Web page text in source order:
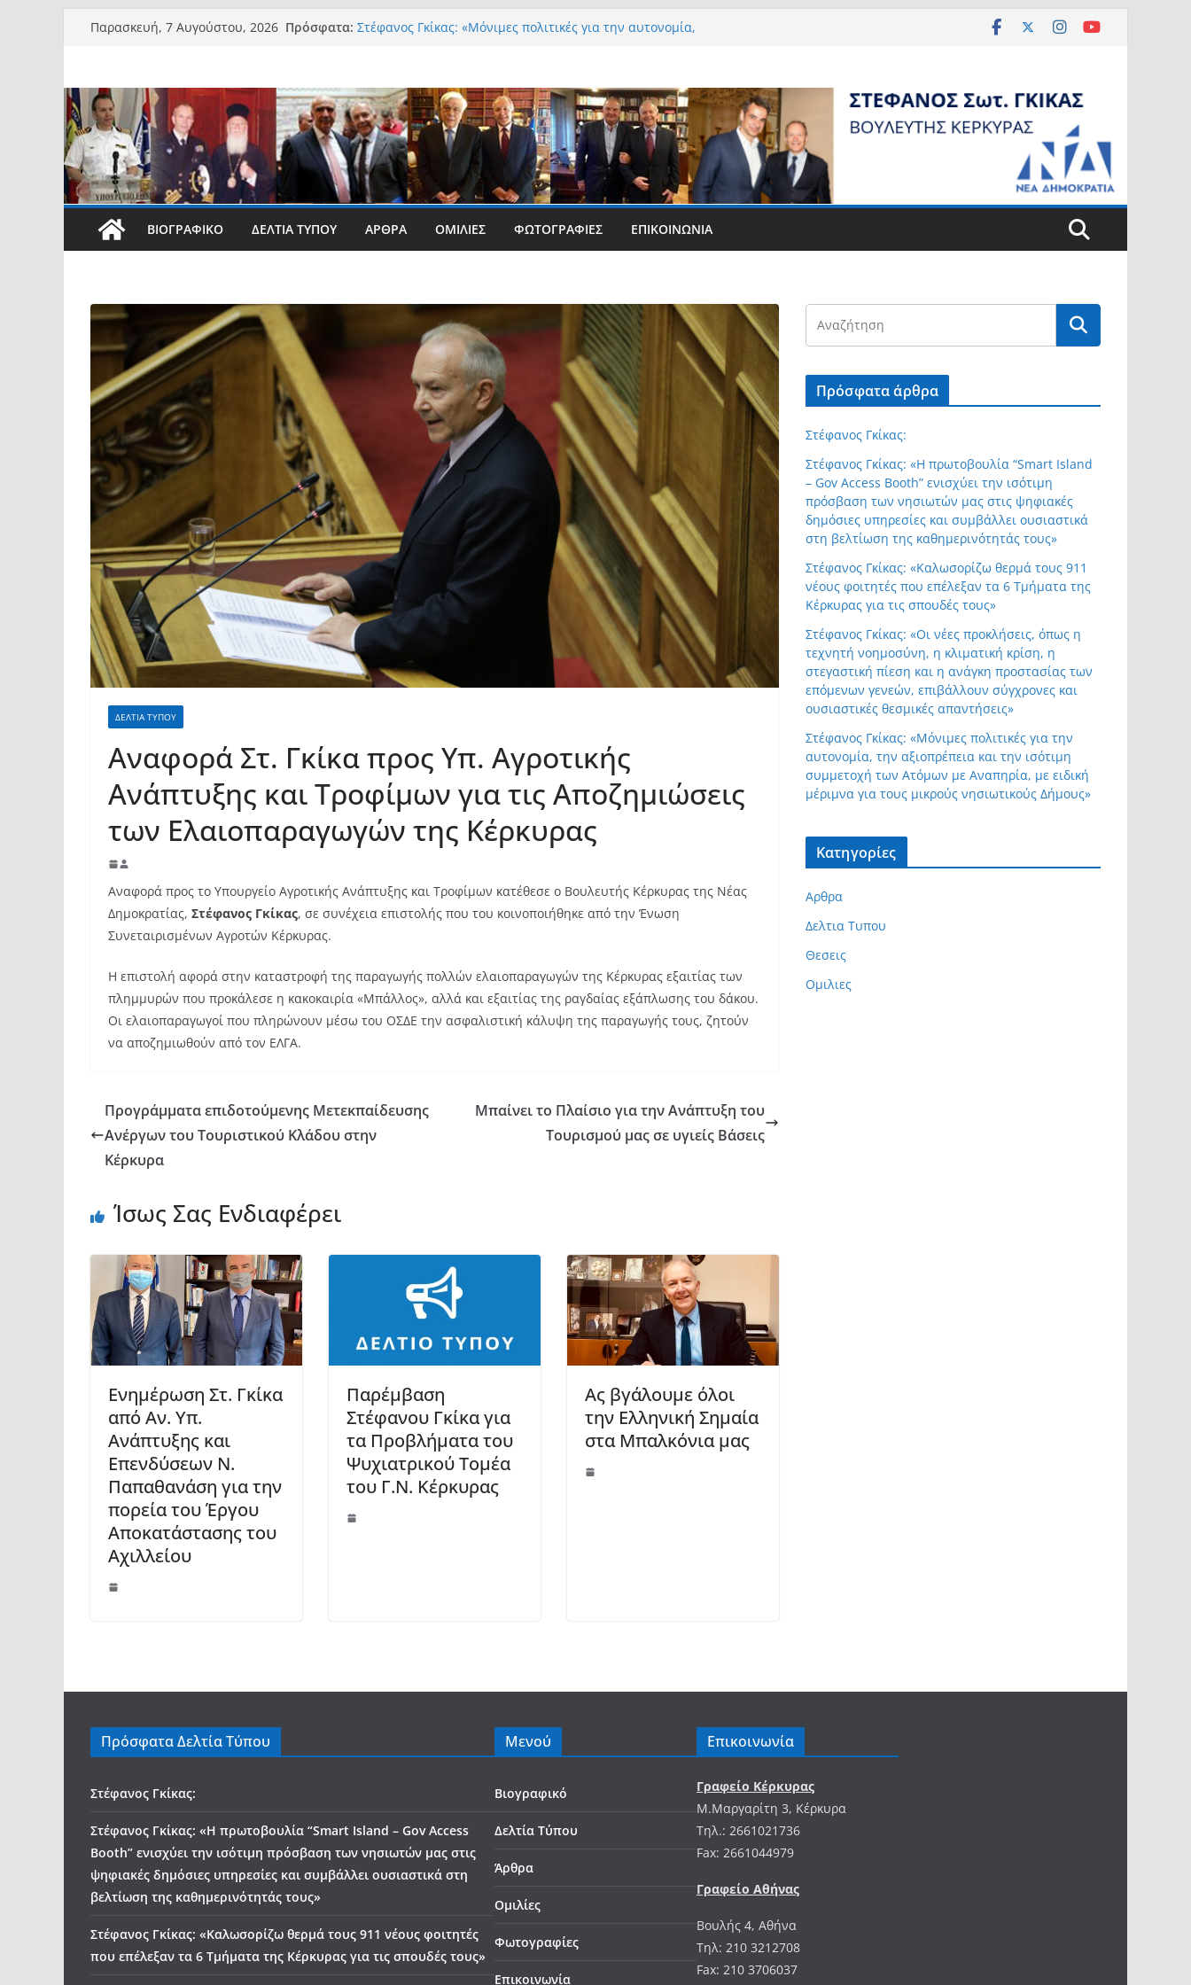
Μετάβαση
Παρασκευή, 7 Αυγούστου, 2026 Πρόσφατα: Στέφανος Γκίκας: «Μόνιμες πολιτικές για την αυτονομία,
Στέφανος Γκίκας:
Στέφανος Γκίκας: «Η πρωτοβουλία “Smart Island – Gov
Access Booth” ενισχύει την ισότιμη πρόσβαση των
νησιωτών μας στις ψηφιακές δημόσιες υπηρεσίες και
συμβάλλει ουσιαστικά στη βελτίωση της καθημερινότητάς
τους»
Στέφανος Γκίκας: «Καλωσορίζω θερμά τους 911 νέους
φοιτητές που επέλεξαν τα 6 Τμήματα της Κέρκυρας για τις
σπουδές τους»
σύγχρονες και ουσιαστικές θεσμικές απαντήσεις»
ΒΙΟΓΡΑΦΙΚΌ ΔΕΛΤΊΑ ΤΎΠΟΥ ΆΡΘΡΑ ΟΜΙΛΊΕΣ ΦΩΤΟΓΡΑΦΊΕΣ ΕΠΙΚΟΙΝΩΝΊΑ
ΔΕΛΤΙΑ ΤΥΠΟΥ
Αναφορά Στ. Γκίκα προς Υπ. Αγροτικής
Ανάπτυξης και Τροφίμων για τις Αποζημιώσεις
των Ελαιοπαραγωγών της Κέρκυρας
Αναφορά προς το Υπουργείο Αγροτικής Ανάπτυξης και Τροφίμων κατέθεσε ο Βουλευτής Κέρκυρας της Νέας
Δημοκρατίας, Στέφανος Γκίκας, σε συνέχεια επιστολής που του κοινοποιήθηκε από την Ένωση
Συνεταιρισμένων Αγροτών Κέρκυρας.
Η επιστολή αφορά στην καταστροφή της παραγωγής πολλών ελαιοπαραγωγών της Κέρκυρας εξαιτίας των
πλημμυρών που προκάλεσε η κακοκαιρία «Μπάλλος», αλλά και εξαιτίας της ραγδαίας εξάπλωσης του δάκου.
Οι ελαιοπαραγωγοί που πληρώνουν μέσω του ΟΣΔΕ την ασφαλιστική κάλυψη της παραγωγής τους, ζητούν
να αποζημιωθούν από τον ΕΛΓΑ.
Προγράμματα επιδοτούμενης Μετεκπαίδευσης
Ανέργων του Τουριστικού Κλάδου στην
Κέρκυρα
Μπαίνει το Πλαίσιο για την Ανάπτυξη του
Τουρισμού μας σε υγιείς Βάσεις
Ίσως Σας Ενδιαφέρει
Ενημέρωση Στ. Γκίκα
από Αν. Υπ.
Ανάπτυξης και
Επενδύσεων Ν.
Παπαθανάση για την
πορεία του Έργου
Αποκατάστασης του
Αχιλλείου
Παρέμβαση
Στέφανου Γκίκα για
τα Προβλήματα του
Ψυχιατρικού Τομέα
του Γ.Ν. Κέρκυρας
Ας βγάλουμε όλοι
την Ελληνική Σημαία
στα Μπαλκόνια μας
Πρόσφατα άρθρα
Στέφανος Γκίκας:
Στέφανος Γκίκας: «Η πρωτοβουλία “Smart Island
– Gov Access Booth” ενισχύει την ισότιμη
πρόσβαση των νησιωτών μας στις ψηφιακές
δημόσιες υπηρεσίες και συμβάλλει ουσιαστικά
στη βελτίωση της καθημερινότητάς τους»
Στέφανος Γκίκας: «Καλωσορίζω θερμά τους 911
νέους φοιτητές που επέλεξαν τα 6 Τμήματα της
Κέρκυρας για τις σπουδές τους»
Στέφανος Γκίκας: «Οι νέες προκλήσεις, όπως η
τεχνητή νοημοσύνη, η κλιματική κρίση, η
στεγαστική πίεση και η ανάγκη προστασίας των
επόμενων γενεών, επιβάλλουν σύγχρονες και
ουσιαστικές θεσμικές απαντήσεις»
Στέφανος Γκίκας: «Μόνιμες πολιτικές για την
αυτονομία, την αξιοπρέπεια και την ισότιμη
συμμετοχή των Ατόμων με Αναπηρία, με ειδική
μέριμνα για τους μικρούς νησιωτικούς Δήμους»
Kατηγορίες
Αρθρα
Δελτια Τυπου
Θεσεις
Ομιλιες
Πρόσφατα Δελτία Τύπου
Στέφανος Γκίκας:
Στέφανος Γκίκας: «Η πρωτοβουλία “Smart Island – Gov Access
Booth” ενισχύει την ισότιμη πρόσβαση των νησιωτών μας στις
ψηφιακές δημόσιες υπηρεσίες και συμβάλλει ουσιαστικά στη
βελτίωση της καθημερινότητάς τους»
Στέφανος Γκίκας: «Καλωσορίζω θερμά τους 911 νέους φοιτητές
που επέλεξαν τα 6 Τμήματα της Κέρκυρας για τις σπουδές τους»
Μενού
Βιογραφικό
Δελτία Τύπου
Άρθρα
Ομιλίες
Φωτογραφίες
Επικοινωνία
Επικοινωνία
Γραφείο Κέρκυρας
Μ.Μαργαρίτη 3, Κέρκυρα
Tηλ.: 2661021736
Fax: 2661044979
Γραφείο Αθήνας
Βουλής 4, Αθήνα
Τηλ: 210 3212708
Fax: 210 3706037